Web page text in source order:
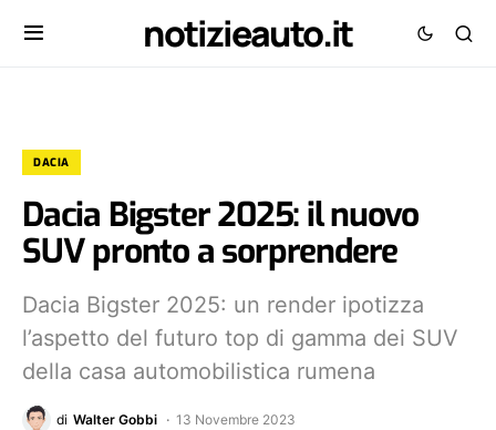
notizieauto.it
DACIA
Dacia Bigster 2025: il nuovo
SUV pronto a sorprendere
Dacia Bigster 2025: un render ipotizza
l’aspetto del futuro top di gamma dei SUV
della casa automobilistica rumena
di Walter Gobbi 13 Novembre 2023